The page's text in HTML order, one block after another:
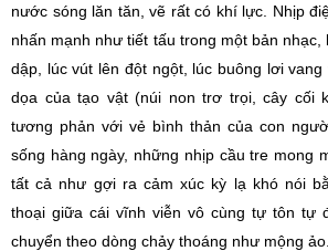
nước sóng lăn tăn, vẽ rất có khí lực. Nhịp
nhấn mạnh như tiết tấu trong một bản nhạc,
dập, lúc vút lên đột ngột, lúc buông lơi
dọa của tạo vật (núi non trơ trọi, cây cối
tương phản với vẻ bình thản của con
sống hàng ngày, những nhịp cầu tre mong
tất cả như gợi ra cảm xúc kỳ lạ khó nói
thoại giữa cái vĩnh viễn vô cùng tự tôn tự
chuyển theo dòng chảy thoáng như mộng ảo.